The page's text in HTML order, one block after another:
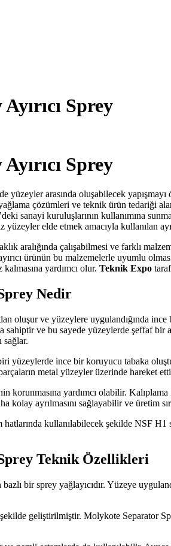
Sprey
Sprey
yüzeyler arasında oluşabilecek
çözümleri ve teknik ürün tedariği
sanayi kuruluşlarının kullanımına
yüzeyler elde etmek amacıyla kullanılan
aralığında çalışabilmesi ve farklı
ürünün bu malzemelerle uyumlu
yardımcı olur. Teknik Expo
Nedir
oluşur ve yüzeylere uygulandığında
ve bu sayede yüzeylerde şeffaf bir
sağlar.
yüzeylerde ince bir koruyucu tabaka
metal yüzeyler üzerinde hareket
korunmasına yardımcı olabilir.
kolay ayrılmasını sağlayabilir ve üretim
hatlarında kullanılabilecek şekilde NSF
Teknik Özellikleri
bazlı bir sprey yağlayıcıdır. Yüzeye
geliştirilmiştir. Molykote Separator